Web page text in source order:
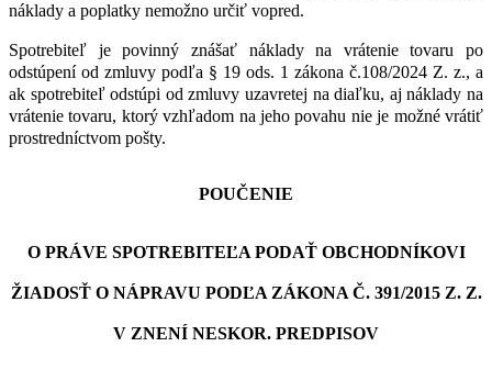
náklady a poplatky nemožno určiť vopred.
Spotrebiteľ je povinný znášať náklady na vrátenie tovaru po
odstúpení od zmluvy podľa § 19 ods. 1 zákona č.108/2024 Z. z., a
ak spotrebiteľ odstúpi od zmluvy uzavretej na diaľku, aj náklady na
vrátenie tovaru, ktorý vzhľadom na jeho povahu nie je možné vrátiť
prostredníctvom pošty.
POUČENIE
O PRÁVE SPOTREBITEĽA PODAŤ OBCHODNÍKOVI
ŽIADOSŤ O NÁPRAVU PODĽA ZÁKONA Č. 391/2015 Z. Z.
V ZNENÍ NESKOR. PREDPISOV